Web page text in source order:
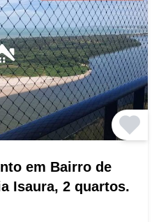
em Bairro de
Isaura, 2 quartos.